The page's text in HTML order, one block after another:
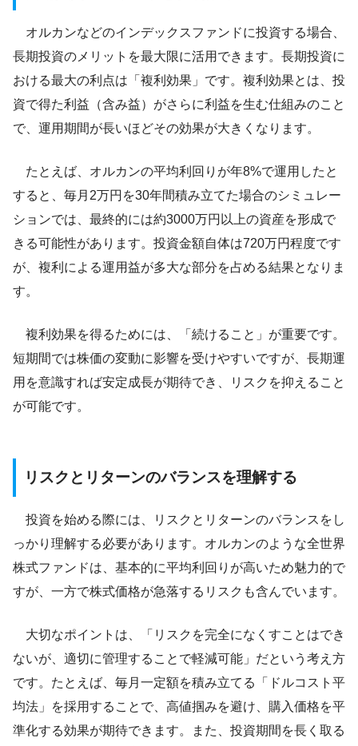
オルカンなどのインデックスファンドに投資する場合、
長期投資のメリットを最大限に活用できます。長期投資に
おける最大の利点は「複利効果」です。複利効果とは、投
資で得た利益（含み益）がさらに利益を生む仕組みのこと
で、運用期間が長いほどその効果が大きくなります。
たとえば、オルカンの平均利回りが年8%で運用したと
すると、毎月2万円を30年間積み立てた場合のシミュレー
ションでは、最終的には約3000万円以上の資産を形成で
きる可能性があります。投資金額自体は720万円程度です
が、複利による運用益が多大な部分を占める結果となりま
す。
複利効果を得るためには、「続けること」が重要です。
短期間では株価の変動に影響を受けやすいですが、長期運
用を意識すれば安定成長が期待でき、リスクを抑えること
が可能です。
リスクとリターンのバランスを理解する
投資を始める際には、リスクとリターンのバランスをし
っかり理解する必要があります。オルカンのような全世界
株式ファンドは、基本的に平均利回りが高いため魅力的で
すが、一方で株式価格が急落するリスクも含んでいます。
大切なポイントは、「リスクを完全になくすことはでき
ないが、適切に管理することで軽減可能」だという考え方
です。たとえば、毎月一定額を積み立てる「ドルコスト平
均法」を採用することで、高値掴みを避け、購入価格を平
準化する効果が期待できます。また、投資期間を長く取る